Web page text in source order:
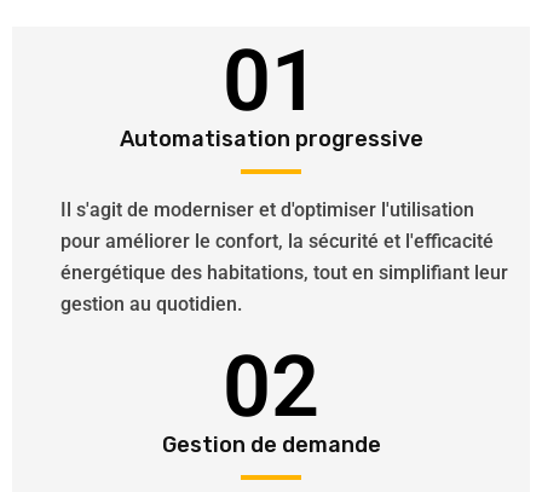
01
Automatisation progressive
Il s'agit de moderniser et d'optimiser l'utilisation
pour améliorer le confort, la sécurité et l'efficacité
énergétique des habitations, tout en simplifiant leur
gestion au quotidien.
02
Gestion de demande